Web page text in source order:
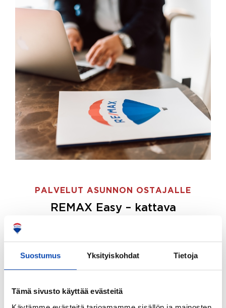
Suostumus Yksityiskohdat Tietoja
Tämä sivusto käyttää evästeitä
PALVELUT ASUNNON OSTAJALLE
REMAX Easy – kattava
ostajille.
Tee ostotoimeksianto ja etsimme juuri